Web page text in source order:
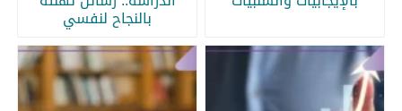
بالنجاح لنفسي